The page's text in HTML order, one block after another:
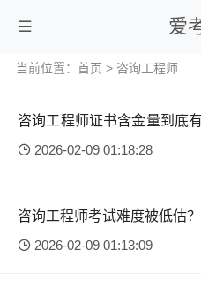
爱
当前位置： 首页 > 咨询工程师
咨询工程师证书含金量到底
解析2026-02-09 01:18:28
咨询工程师考试难度被低估
2026-02-09 01:13:09